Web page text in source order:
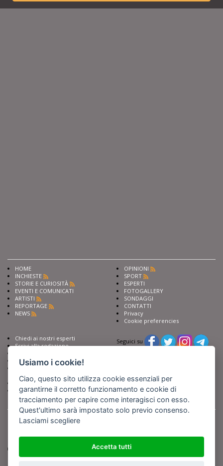
HOME
INCHIESTE
STORIE E CURIOSITÀ
EVENTI E COMUNICATI
ARTISTI
REPORTAGE
NEWS
OPINIONI
SPORT
ESPERTI
FOTOGALLERY
SONDAGGI
CONTATTI
Privacy
Cookie preferencies
Chiedi ai nostri esperti
Scrivi alla redazione
Sostieni Barinedita
Iscriviti al nostro corso di
giornalismo
Compra i nostri libri
Entra in Barinedita Map
Seguici su
BARIREPORT s.a.s., Partita IVA 07355350724
Copyright BARIREPORT s.a.s. All rights reserved - Tutte le fotografie recanti il
(tranne che non vi sia uno specifico anno di scatto riportato)
Usiamo i cookie!
Ciao, questo sito utilizza cookie essenziali per
garantirne il corretto funzionamento e cookie di
tracciamento per capire come interagisci con esso.
Quest'ultimo sarà impostato solo previo consenso.
Lasciami scegliere
Accetta tutti